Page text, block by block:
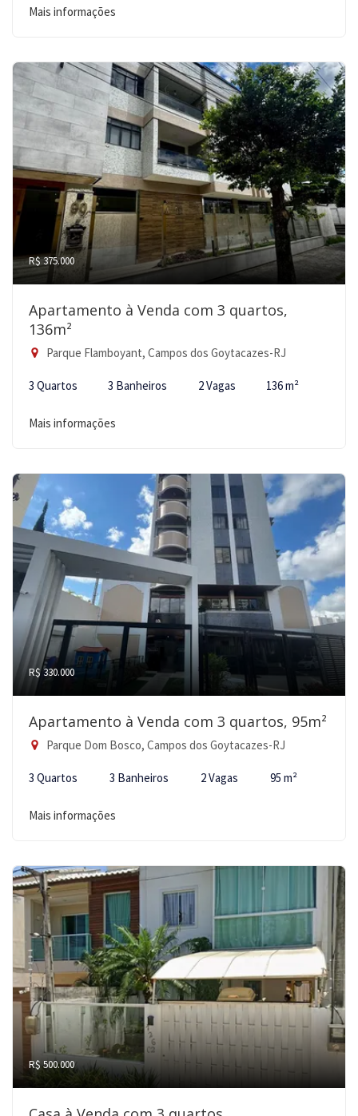
Mais informações
R$ 375.000
Apartamento à Venda com 3 quartos,
136m²
Parque Flamboyant, Campos dos Goytacazes-RJ
3 Quartos 3 Banheiros 2 Vagas 136 m²
Mais informações
R$ 330.000
Apartamento à Venda com 3 quartos, 95m²
Parque Dom Bosco, Campos dos Goytacazes-RJ
3 Quartos 3 Banheiros 2 Vagas 95 m²
Mais informações
R$ 500.000